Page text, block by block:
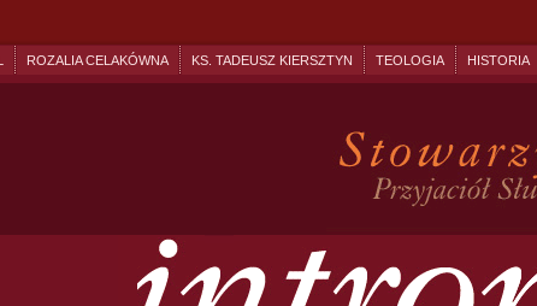
ROZALIA CELAKÓWNA KS. TADEUSZ KIERSZTYN TEOLOGIA HISTORIA